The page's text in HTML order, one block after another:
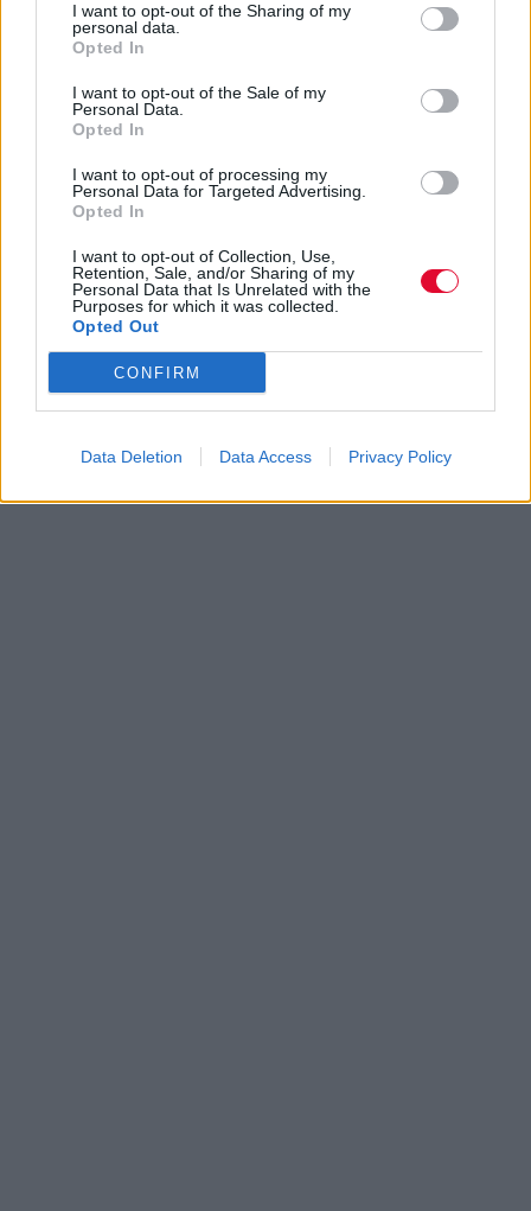
I want to opt-out of the Sharing of my
personal data.
Opted In
I want to opt-out of the Sale of my
Personal Data.
Opted In
I want to opt-out of processing my
Personal Data for Targeted Advertising.
Opted In
I want to opt-out of Collection, Use,
Retention, Sale, and/or Sharing of my
Personal Data that Is Unrelated with the
Purposes for which it was collected.
Opted Out
CONFIRM
Data Deletion Data Access Privacy Policy